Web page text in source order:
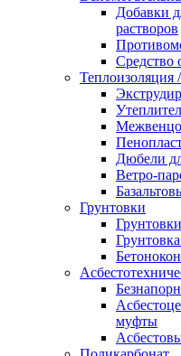
Добавки
растворов
Средство
Теплоизоляция
Дюбели
Ветро-
Грунтовки
муфты